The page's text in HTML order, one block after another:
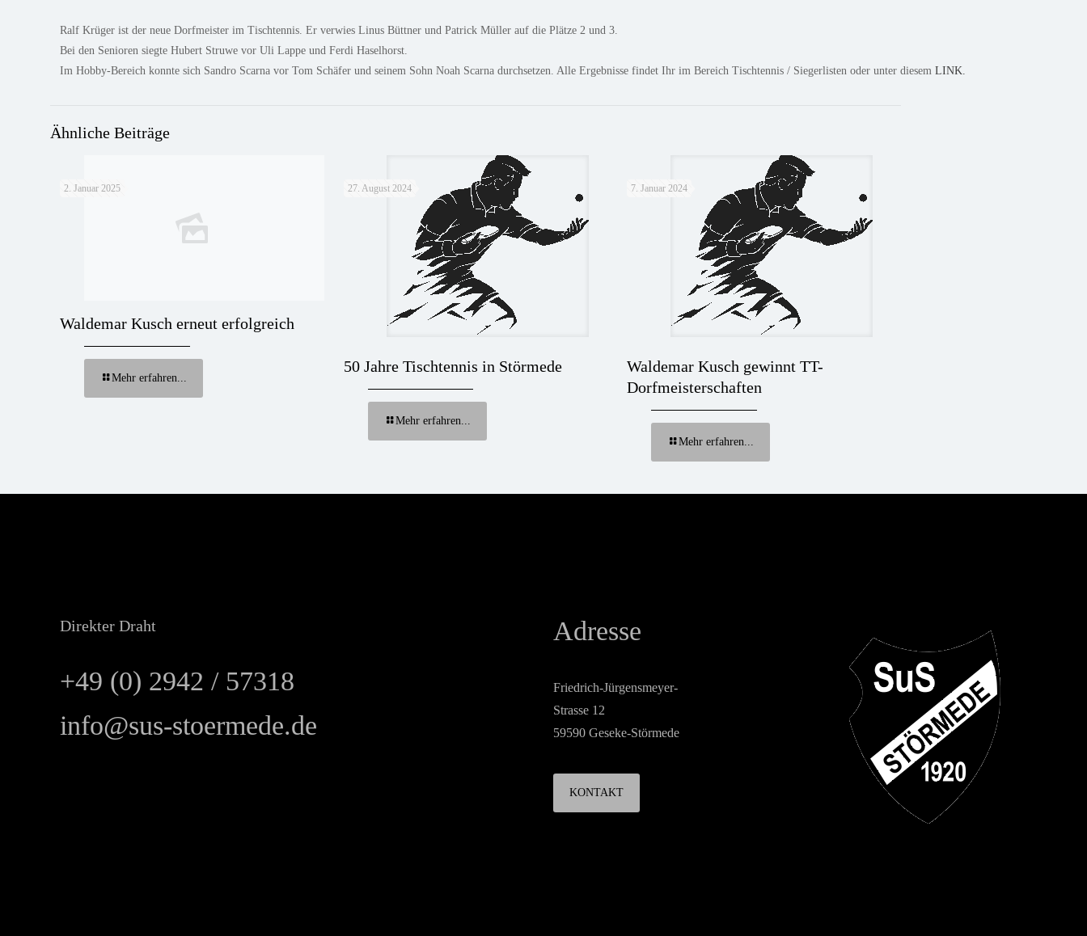
Ralf Krüger ist der neue Dorfmeister im Tischtennis. Er verwies Linus Büttner und Patrick Müller auf die Plätze 2 und 3.
Bei den Senioren siegte Hubert Struwe vor Uli Lappe und Ferdi Haselhorst.
Im Hobby-Bereich konnte sich Sandro Scarna vor Tom Schäfer und seinem Sohn Noah Scarna durchsetzen. Alle Ergebnisse findet Ihr im Bereich Tischtennis / Siegerlisten oder unter diesemLINK.
Ähnliche Beiträge
2. Januar 2025
Waldemar Kusch erneut erfolgreich
Mehr erfahren...
27. August 2024
50 Jahre Tischtennis in Störmede
Mehr erfahren...
7. Januar 2024
Waldemar Kusch gewinnt TT-
Dorfmeisterschaften
Mehr erfahren...
Direkter Draht
+49 (0) 2942 / 57318
info@sus-stoermede.de
Adresse
Friedrich-Jürgensmeyer-
Strasse 12
59590 Geseke-Störmede
KONTAKT